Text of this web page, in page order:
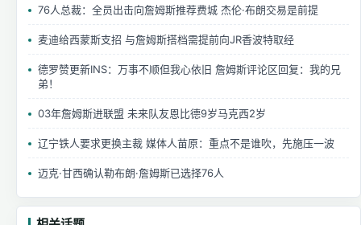
76人总裁：全员出击向詹姆斯推荐费城 杰伦·布朗交易是前提
麦迪给西蒙斯支招 与詹姆斯搭档需提前向JR香波特取经
德罗赞更新INS：万事不顺但我心依旧 詹姆斯评论区回复：我的兄
弟！
03年詹姆斯进联盟 未来队友恩比德9岁马克西2岁
辽宁铁人要求更换主裁 媒体人苗原：重点不是谁吹，先施压一波
迈克·甘西确认勒布朗·詹姆斯已选择76人